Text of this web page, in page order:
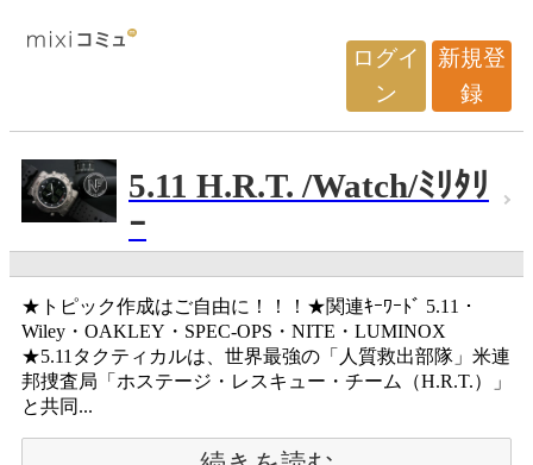
ログイ
ン
新規登
録
5.11 H.R.T. /Watch/ﾐﾘﾀﾘ
ｰ
★トピック作成はご自由に！！！★関連ｷｰﾜｰﾄﾞ 5.11・
Wiley・OAKLEY・SPEC-OPS・NITE・LUMINOX
★5.11タクティカルは、世界最強の「人質救出部隊」米連
邦捜査局「ホステージ・レスキュー・チーム（H.R.T.）」
と共同...